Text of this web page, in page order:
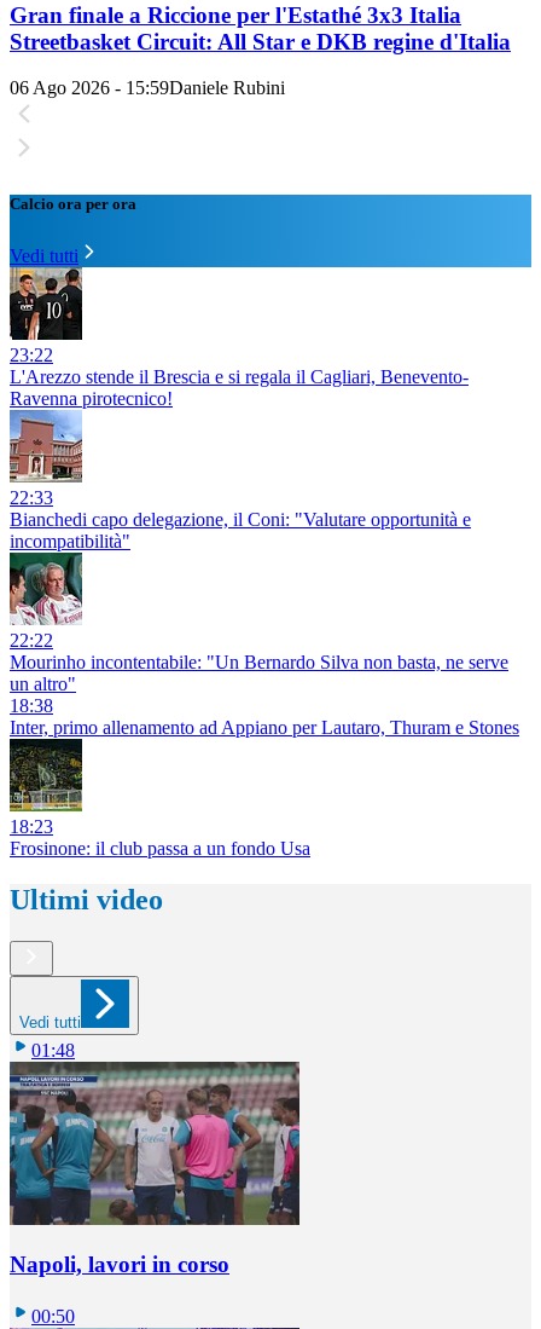
Gran finale a Riccione per l'Estathé 3x3 Italia
Streetbasket Circuit: All Star e DKB regine d'Italia
06 Ago 2026 - 15:59Daniele Rubini
Calcio ora per ora
Vedi tutti
23:22
L'Arezzo stende il Brescia e si regala il Cagliari, Benevento-
Ravenna pirotecnico!
22:33
Bianchedi capo delegazione, il Coni: "Valutare opportunità e
incompatibilità"
22:22
Mourinho incontentabile: "Un Bernardo Silva non basta, ne serve
un altro"
18:38
Inter, primo allenamento ad Appiano per Lautaro, Thuram e Stones
18:23
Frosinone: il club passa a un fondo Usa
Ultimi video
Vedi tutti
01:48
Napoli, lavori in corso
00:50